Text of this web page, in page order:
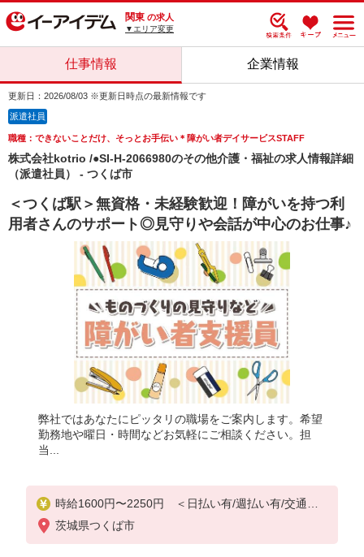
関東 の求人
▼エリア変更
仕事情報 企業情報
更新日：2026/08/03 ※更新日時点の最新情報です
派遣社員
職種：できないことだけ、そっとお手伝い＊障がい者デイサービスSTAFF
株式会社kotrio /●SI-H-2066980のその他介護・福祉の求人情報詳細
（派遣社員） - つくば市
＜つくば駅＞無資格・未経験歓迎！障がいを持つ利
用者さんのサポート◎見守りや会話が中心のお仕事♪
弊社ではあなたにピッタリの職場をご案内します。希望
勤務地や曜日・時間などお気軽にご相談ください。担
当...
時給1600円〜2250円 ＜日払い有/週払い有/交通費
全支給(ガソリン代含む)＞
茨城県つくば市